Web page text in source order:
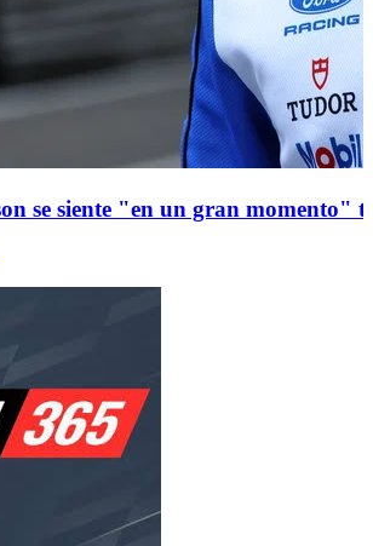
se siente "en un gran momento"